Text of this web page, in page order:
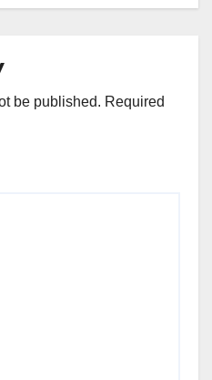
be published. Required